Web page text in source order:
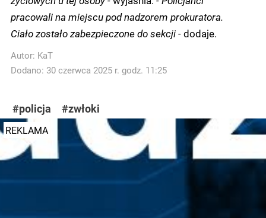
pracowali na miejscu pod nadzorem prokuratora.
Ciało zostało zabezpieczone do sekcji -dodaje.
Autor: KaT
Dodano: 30 czerwca 2025 r. godz. 11:25
#policja #zwłoki
REKLAMA